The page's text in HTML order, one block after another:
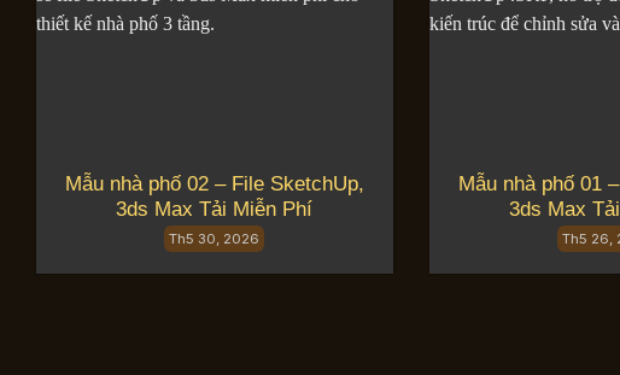
Mẫu nhà phố 02 – File SketchUp,
3ds Max Tải Miễn Phí
Th5 30, 2026
Mẫu nhà phố 01
3ds Max
Th5 26,